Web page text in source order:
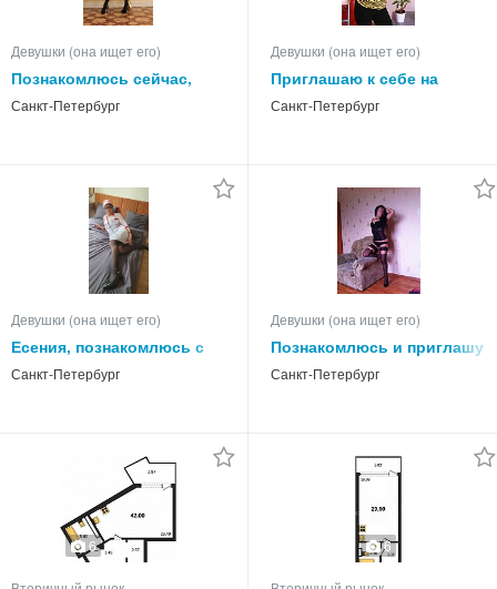
Девушки (она ищет его)
Познакомлюсь сейчас,
реальная
Санкт-Петербург
Девушки (она ищет его)
Приглашаю к себе на
знакомство
Санкт-Петербург
Девушки (она ищет его)
Есения, познакомлюсь с
русским мужчиной
Санкт-Петербург
Девушки (она ищет его)
Познакомлюсь и приглашу
в гости
Санкт-Петербург
6 6